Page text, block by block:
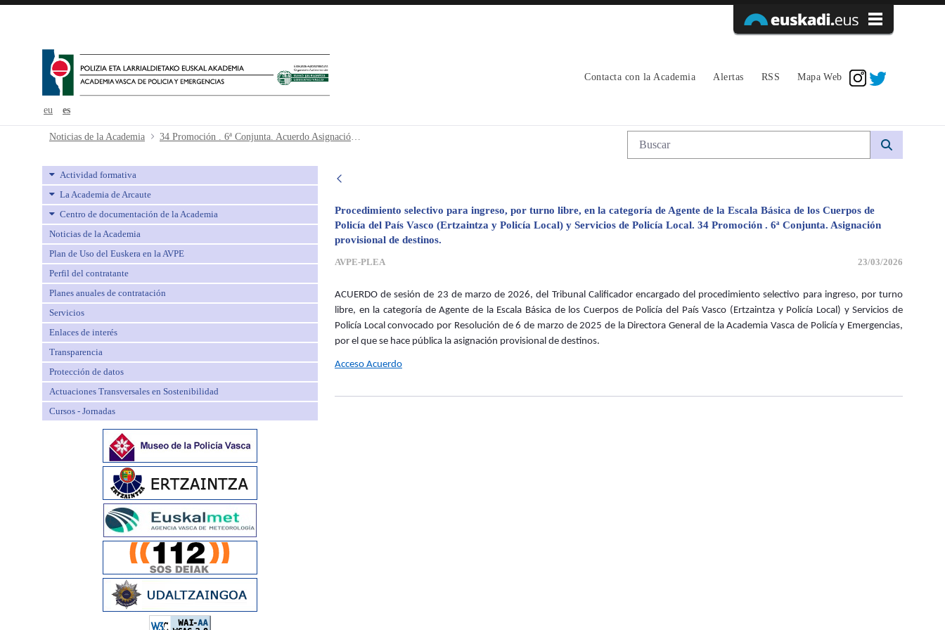
eu es
Contacta con la Academia Alertas RSS Mapa Web
34 Promoción . 6ª Conjunta. Acuerdo Asignación provisional de destinos. - avpe
Noticias de la Academia 34 Promoción . 6ª Conjunta. Acuerdo Asignación provisional de destinos. Búsqueda web
Actividad formativa
La Academia de Arcaute
Centro de documentación de la Academia
Noticias de la Academia
Plan de Uso del Euskera en la AVPE
Perfil del contratante
Planes anuales de contratación
Servicios
Enlaces de interés
Transparencia
Protección de datos
Actuaciones Transversales en Sostenibilidad
Cursos - Jornadas
Procedimiento selectivo para ingreso, por turno libre, en la categoría de Agente de la Escala Básica de los Cuerpos de
Policía del País Vasco (Ertzaintza y Policía Local) y Servicios de Policía Local. 34 Promoción . 6ª Conjunta. Asignación
provisional de destinos.
AVPE-PLEA 23/03/2026
ACUERDO de sesión de 23 de marzo de 2026, del Tribunal Calificador encargado del procedimiento selectivo para ingreso, por turno
libre, en la categoría de Agente de la Escala Básica de los Cuerpos de Policía del País Vasco (Ertzaintza y Policía Local) y Servicios de
Policía Local convocado por Resolución de 6 de marzo de 2025 de la Directora General de la Academia Vasca de Policía y Emergencias,
por el que se hace pública la asignación provisional de destinos.
Acceso Acuerdo